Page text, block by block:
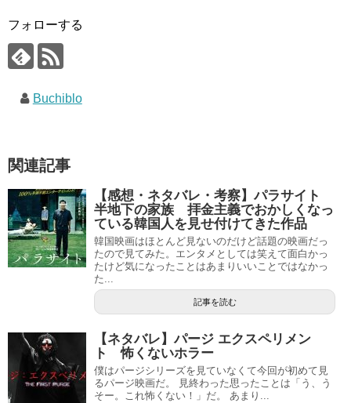
フォローする
Buchiblo
関連記事
【感想・ネタバレ・考察】パラサイト
半地下の家族 拝金主義でおかしくなっ
ている韓国人を見せ付けてきた作品
韓国映画はほとんど見ないのだけど話題の映画だっ
たので見てみた。エンタメとしては笑えて面白かっ
たけど気になったことはあまりいいことではなかっ
た...
記事を読む
【ネタバレ】パージ エクスペリメン
ト 怖くないホラー
僕はパージシリーズを見ていなくて今回が初めて見
るパージ映画だ。 見終わった思ったことは「う、う
そー。これ怖くない！」だ。 あまり...